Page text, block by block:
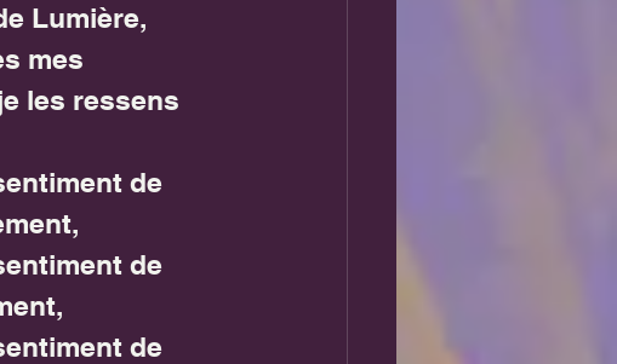
Lumière,
mes
les ressens
de
de
de